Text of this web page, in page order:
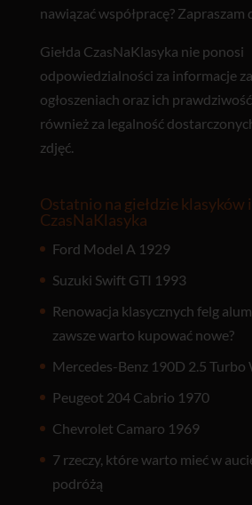
nawiązać współpracę? Zapraszam
Giełda CzasNaKlasyka nie ponosi
odpowiedzialności za informacje
ogłoszeniach oraz ich
również za legalność
zdjęć.
Ostatnio na giełdzie
CzasNaKlasyka
Ford Model A 1929
Suzuki Swift GTI 1993
Renowacja klasycznych felg
zawsze warto kupować nowe?
Mercedes-Benz 190D 2.5 Turbo
Peugeot 204 Cabrio 1970
Chevrolet Camaro 1969
7 rzeczy, które warto mieć w
podróżą